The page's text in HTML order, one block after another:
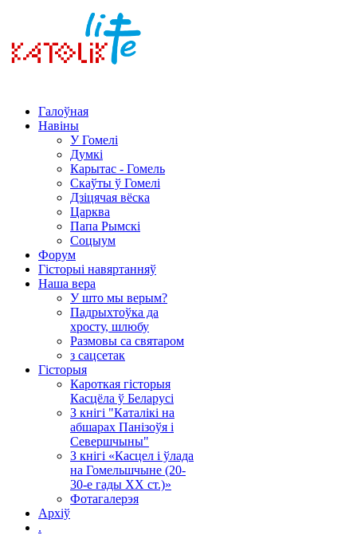
Галоўная
Навіны
У Гомелі
Думкі
Карытас - Гомель
Скаўты ў Гомелі
Дзіцячая вёска
Царква
Папа Рымскі
Соцыум
Форум
Гісторыі навяртанняў
Наша вера
У што мы верым?
Падрыхтоўка да
хросту, шлюбу
Размовы са святаром
з сацсетак
Гісторыя
Кароткая гісторыя
Касцёла ў Беларусі
З кнігі "Каталікі на
абшарах Панізоўя і
Севершчыны"
З кнігі «Касцел і ўлада
на Гомельшчыне (20-
30-е гады ХХ ст.)»
Фотагалерэя
Архіў
.